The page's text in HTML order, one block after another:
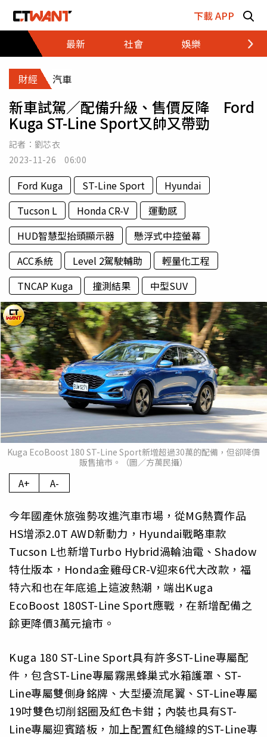
下載 APP
最新
社會 娛樂 財經
財經 汽車
新車試駕／配備升級、售價反降 Ford
Kuga ST-Line Sport又帥又帶勁
記者： 劉芯衣
2023-11-26 06:00
Ford Kuga ST-Line Sport
Hyundai
Tucson L
Honda CR-V
運動感
HUD智慧型抬頭顯示器
懸浮式中控螢幕
ACC系統
Level 2駕駛輔助
輕量化工程
TNCAP Kuga
撞測結果 中型SUV
Kuga EcoBoost 180 ST-Line Sport新增超過30萬的配備，但卻降價
販售搶市。（圖／方萬民攝）
A+ A-
今年國產休旅強勢攻進汽車市場，從MG熱賣作品
HS增添2.0T AWD新動力，Hyundai戰略車款
Tucson L也新增Turbo Hybrid渦輪油電、Shadow
特仕版本，Honda金雞母CR-V迎來6代大改款，福
特六和也在年底追上這波熱潮，端出Kuga
EcoBoost 180ST-Line Sport應戰，在新增配備之
餘更降價3萬元搶市。
Kuga 180 ST-Line Sport具有許多ST-Line專屬配
件，包含ST-Line專屬霧黑蜂巢式水箱護罩、ST-
Line專屬雙側身銘牌、大型擾流尾翼、ST-Line專屬
19吋雙色切削鋁圈及紅色卡鉗；內裝也具有ST-
Line專屬迎賓踏板，加上配置紅色縫線的ST-Line專